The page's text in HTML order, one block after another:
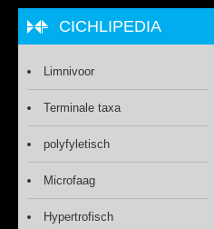
CICHLIPEDIA
Limnivoor
Terminale taxa
polyfyletisch
Microfaag
Hypertrofisch